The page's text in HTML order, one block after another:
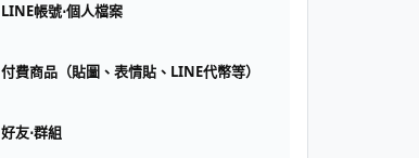
LINE帳號⋅個人檔案
付費商品（貼圖、表情貼、LINE代幣等）
好友⋅群組